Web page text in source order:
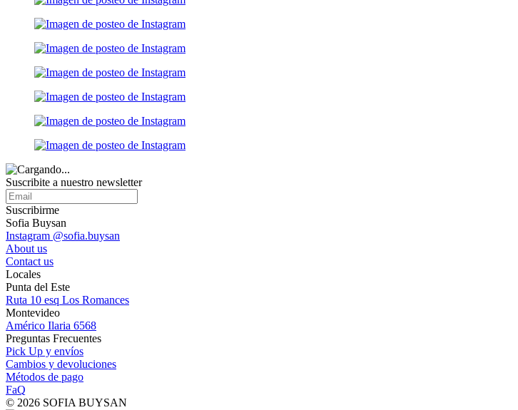
Suscribite a nuestro newsletter
Suscribirme
Sofia Buysan
Instagram @sofia.buysan
About us
Contact us
Locales
Punta del Este
Ruta 10 esq Los Romances
Montevideo
Américo Ilaria 6568
Preguntas Frecuentes
Pick Up y envíos
Cambios y devoluciones
Métodos de pago
FaQ
© 2026 SOFIA BUYSAN